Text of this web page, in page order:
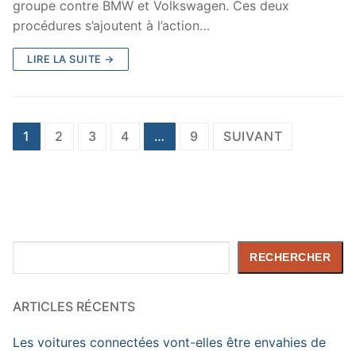
groupe contre BMW et Volkswagen. Ces deux
procédures s’ajoutent à l’action…
LIRE LA SUITE →
Pagination
1 2 3 4 … 9 SUIVANT
RECHERCHER
ARTICLES RÉCENTS
Les voitures connectées vont-elles être envahies de